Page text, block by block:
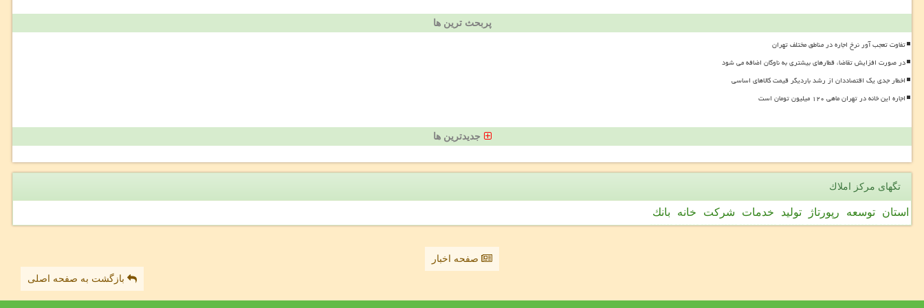
پربحث ترین ها
تفاوت تعجب آور نرخ اجاره در مناطق مختلف تهران
در صورت افزایش تقاضا، قطارهای بیشتری به ناوگان اضافه می شود
اخطار جدی یک اقتصاددان از رشد باردیگر قیمت کالاهای اساسی
اجاره این خانه در تهران ماهی ۱۲۰ میلیون تومان است
جدیدترین ها
تگهای مركز املاك
استان توسعه رپورتاژ تولید خدمات شركت خانه بانك
صفحه اخبار
بازگشت به صفحه اصلی